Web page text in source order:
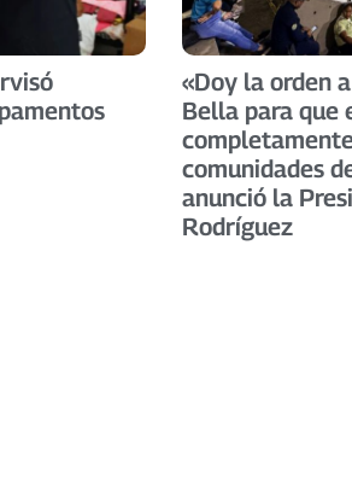
«Doy la orden
Bella para que
comunidades
anunció la
Rodríguez